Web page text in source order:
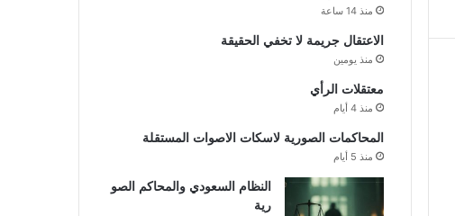
منذ 14 ساعة
الاعتقال جريمة لا تخفي الحقيقة
منذ يومين
معتقلات الرأي
منذ 4 أيام
المحاكمات الصورية لاسكات الاصوات المستقلة
منذ 5 أيام
النظام السعودي والمحاكم الصو
رية